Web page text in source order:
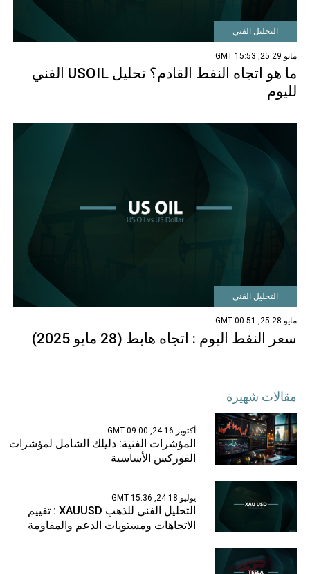
التحليل الفني
مايو 29 25, 15:53 GMT
ما هو اتجاه النفط القادم؟ تحليل USOIL الفني
لليوم
التحليل الفني
مايو 28 25, 00:51 GMT
سعر النفط اليوم : اتجاه هابط (28 مايو 2025)
مقالات شهيرة
أكتوبر 16 24, 09:00 GMT
المؤشرات الفنية: دليلك الشامل لمؤشرات
الفوركس الأساسية
يوليو 18 24, 15:36 GMT
التحليل الفني للذهب XAUUSD : تقييم
الاتجاهات ومستويات الدعم والمقاومة